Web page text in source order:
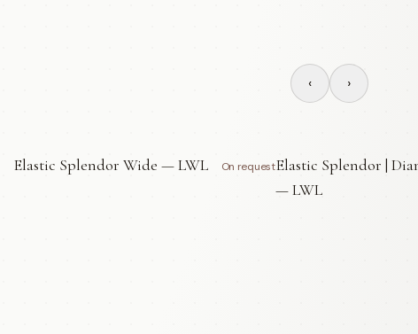
‹ ›
Elastic Splendor Wide — LWL On requestElastic Splendor |
— LWL